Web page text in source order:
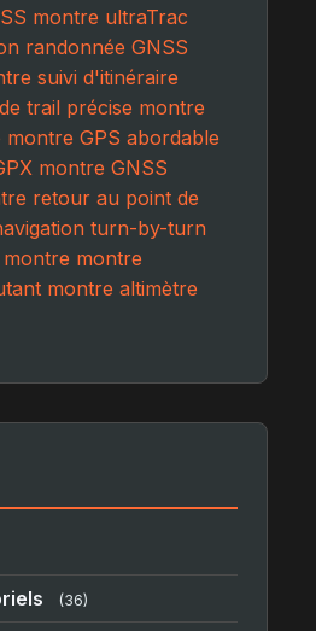
montre ultraTrac
randonnée GNSS
suivi d'itinéraire
trail précise montre
montre GPS abordable
montre GNSS
retour au point de
turn-by-turn
montre
montre altimètre
(36)